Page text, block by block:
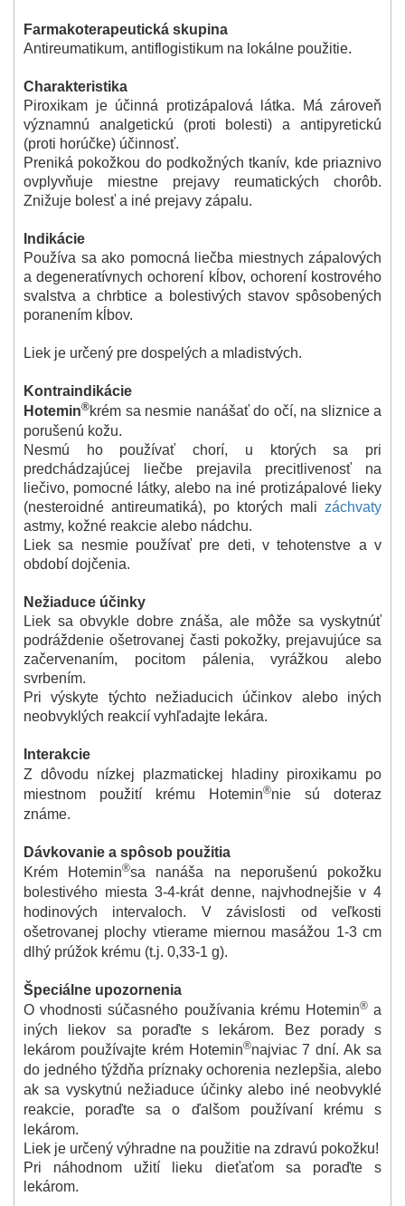
Farmakoterapeutická skupina
Antireumatikum, antiflogistikum na lokálne použitie.
Charakteristika
Piroxikam je účinná protizápalová látka. Má zároveň
významnú analgetickú (proti bolesti) a antipyretickú
(proti horúčke) účinnosť.
Preniká pokožkou do podkožných tkanív, kde priaznivo
ovplyvňuje miestne prejavy reumatických chorôb.
Znižuje bolesť a iné prejavy zápalu.
Indikácie
Používa sa ako pomocná liečba miestnych zápalových
a degeneratívnych ochorení kĺbov, ochorení kostrového
svalstva a chrbtice a bolestivých stavov spôsobených
poranením kĺbov.
Liek je určený pre dospelých a mladistvých.
Kontraindikácie
Hotemin®krém sa nesmie nanášať do očí, na sliznice a
porušenú kožu.
Nesmú ho používať chorí, u ktorých sa pri
predchádzajúcej liečbe prejavila precitlivenosť na
liečivo, pomocné látky, alebo na iné protizápalové lieky
(nesteroidné antireumatiká), po ktorých mali záchvaty
astmy, kožné reakcie alebo nádchu.
Liek sa nesmie používať pre deti, v tehotenstve a v
období dojčenia.
Nežiaduce účinky
Liek sa obvykle dobre znáša, ale môže sa vyskytnúť
podráždenie ošetrovanej časti pokožky, prejavujúce sa
začervenaním, pocitom pálenia, vyrážkou alebo
svrbením.
Pri výskyte týchto nežiaducich účinkov alebo iných
neobvyklých reakcií vyhľadajte lekára.
Interakcie
Z dôvodu nízkej plazmatickej hladiny piroxikamu po
miestnom použití krému Hotemin®nie sú doteraz
známe.
Dávkovanie a spôsob použitia
Krém Hotemin®sa nanáša na neporušenú pokožku
bolestivého miesta 3-4-krát denne, najvhodnejšie v 4
hodinových intervaloch. V závislosti od veľkosti
ošetrovanej plochy vtierame miernou masážou 1-3 cm
dlhý prúžok krému (t.j. 0,33-1 g).
Špeciálne upozornenia
O vhodnosti súčasného používania krému Hotemin® a
iných liekov sa poraďte s lekárom. Bez porady s
lekárom používajte krém Hotemin®najviac 7 dní. Ak sa
do jedného týždňa príznaky ochorenia nezlepšia, alebo
ak sa vyskytnú nežiaduce účinky alebo iné neobvyklé
reakcie, poraďte sa o ďalšom používaní krému s
lekárom.
Liek je určený výhradne na použitie na zdravú pokožku!
Pri náhodnom užití lieku dieťaťom sa poraďte s
lekárom.